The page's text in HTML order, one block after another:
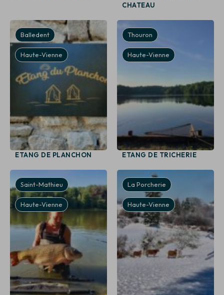
CHATEAU
Balledent
Haute-Vienne
ETANG DE PLANCHON
Thouron
Haute-Vienne
ETANG DE TRICHERIE
Saint-Mathieu
Haute-Vienne
La Porcherie
Haute-Vienne